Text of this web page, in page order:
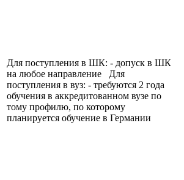
Для поступления в ШК: - допуск в ШК
на любое направление Для
поступления в вуз: - требуются 2 года
обучения в аккредитованном вузе по
тому профилю, по которому
планируется обучение в Германии